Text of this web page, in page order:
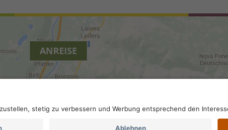
ANREISE
Datenschutz-Einstellungen . MwSt.-Nummer IT 02296130210;